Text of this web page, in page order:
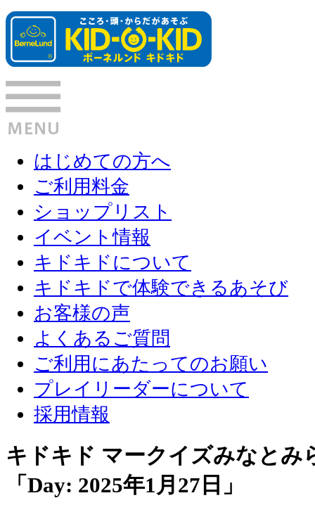
はじめての方へ
ご利用料金
ショップリスト
イベント情報
キドキドについて
キドキドで体験できるあそび
お客様の声
よくあるご質問
ご利用にあたってのお願い
プレイリーダーについて
採用情報
キドキド マークイズみなと
「Day: 2025年1月27日 」